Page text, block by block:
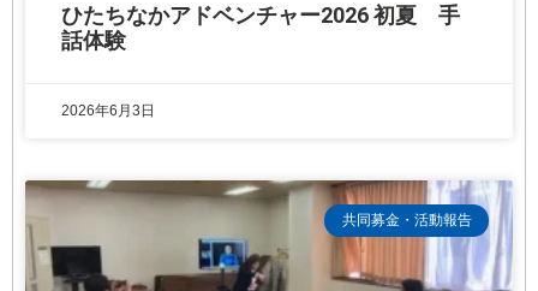
ひたちなかアドベンチャー2026 初夏 手
話体験
2026年6月3日
共同募金・活動報告